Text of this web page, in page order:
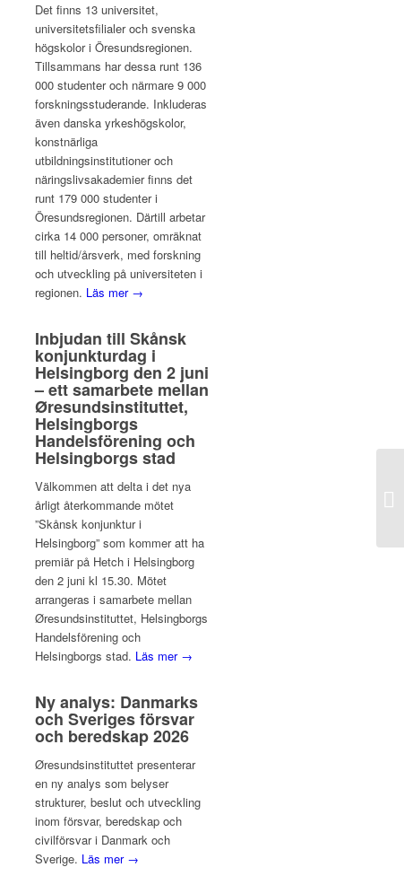
Det finns 13 universitet,
universitetsfilialer och svenska
högskolor i Öresundsregionen.
Tillsammans har dessa runt 136
000 studenter och närmare 9 000
forskningsstuderande. Inkluderas
även danska yrkeshögskolor,
konstnärliga
utbildningsinstitutioner och
näringslivsakademier finns det
runt 179 000 studenter i
Öresundsregionen. Därtill arbetar
cirka 14 000 personer, omräknat
till heltid/årsverk, med forskning
och utveckling på universiteten i
regionen. Läs mer →
Inbjudan till Skånsk
konjunkturdag i
Helsingborg den 2 juni
– ett samarbete mellan
Øresundsinstituttet,
Helsingborgs
Handelsförening och
Helsingborgs stad
Välkommen att delta i det nya
årligt återkommande mötet
”Skånsk konjunktur i
Helsingborg” som kommer att ha
premiär på Hetch i Helsingborg
den 2 juni kl 15.30. Mötet
arrangeras i samarbete mellan
Øresundsinstituttet, Helsingborgs
Handelsförening och
Helsingborgs stad. Läs mer →
Ny analys: Danmarks
och Sveriges försvar
och beredskap 2026
Øresundsinstituttet presenterar
en ny analys som belyser
strukturer, beslut och utveckling
inom försvar, beredskap och
civilförsvar i Danmark och
Sverige. Läs mer →